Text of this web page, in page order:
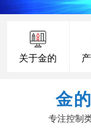
关于金的
金
专注控制